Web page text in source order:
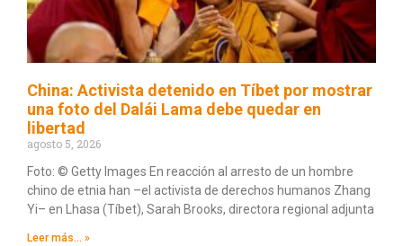
China: Activista detenido en Tíbet por mostrar
una foto del Dalái Lama debe quedar en
libertad
agosto 5, 2026
Foto: © Getty Images En reacción al arresto de un hombre
chino de etnia han –el activista de derechos humanos Zhang
Yi– en Lhasa (Tíbet), Sarah Brooks, directora regional adjunta
Leer más... »